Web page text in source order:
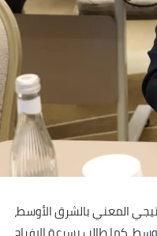
المعني بالشرق الأوسط،